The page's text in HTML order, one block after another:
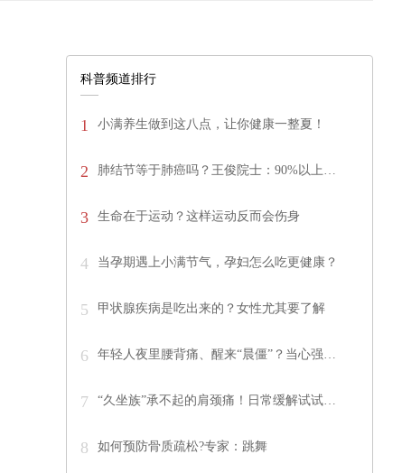
科普频道排行
1 小满养生做到这八点，让你健康一整夏！
2 肺结节等于肺癌吗？王俊院士：90%以上…
3 生命在于运动？这样运动反而会伤身
4 当孕期遇上小满节气，孕妇怎么吃更健康？
5 甲状腺疾病是吃出来的？女性尤其要了解
6 年轻人夜里腰背痛、醒来“晨僵”？当心强…
7 “久坐族”承不起的肩颈痛！日常缓解试试…
8 如何预防骨质疏松?专家：跳舞